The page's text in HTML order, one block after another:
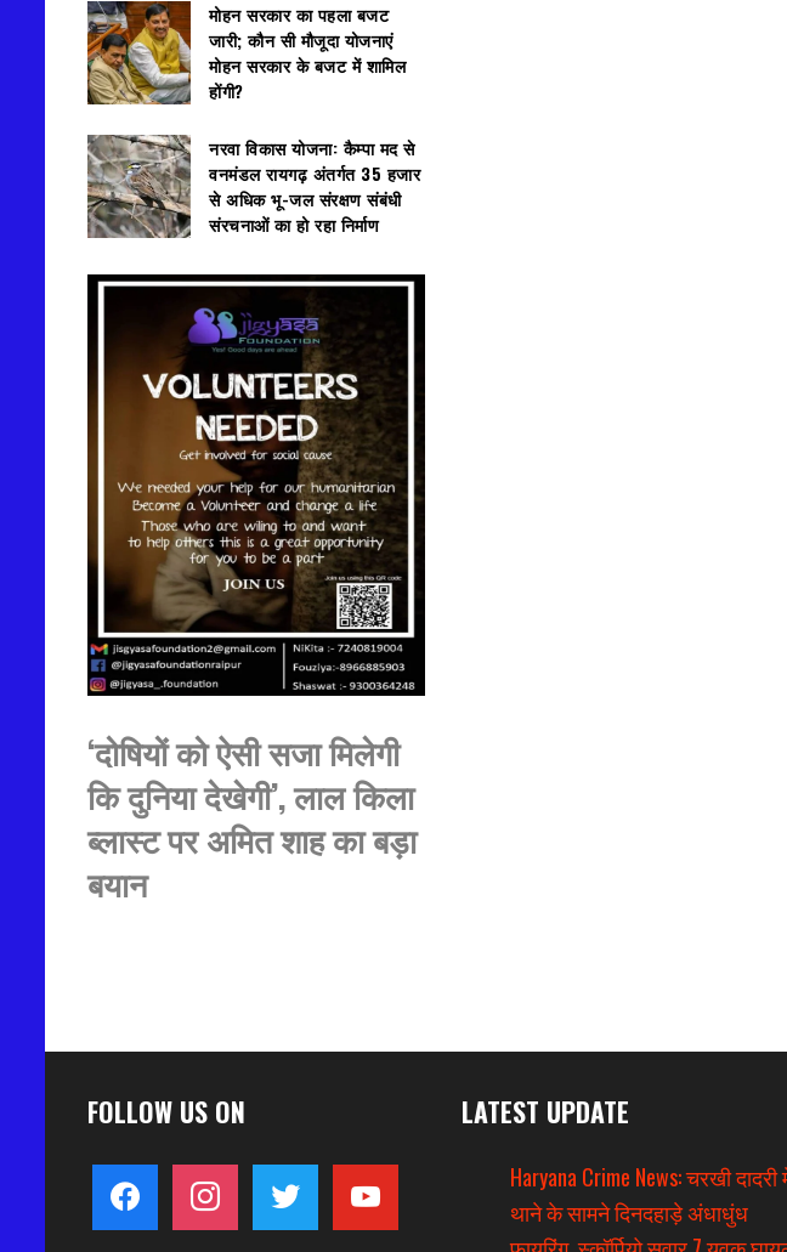
मोहन सरकार का पहला बजट
जारी; कौन सी मौजूदा योजनाएं
मोहन सरकार के बजट में शामिल
होंगी?
नरवा विकास योजना: कैम्पा मद से
वनमंडल रायगढ़ अंतर्गत 35 हजार
से अधिक भू-जल संरक्षण संबंधी
संरचनाओं का हो रहा निर्माण
‘दोषियों को ऐसी सजा मिलेगी
कि दुनिया देखेगी’, लाल किला
ब्लास्ट पर अमित शाह का बड़ा
बयान
FOLLOW US ON
facebook instagram twitter youtube
LATEST UPDATE
Haryana Crime News: चरखी दादरी
थाने के सामने दिनदहाड़े अंधाधुंध